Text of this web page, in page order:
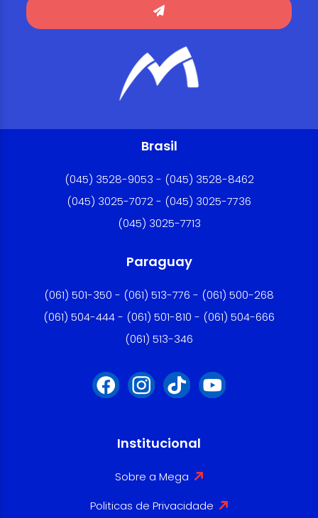
Brasil
(045) 3528-9053 - (045) 3528-8462
(045) 3025-7072 - (045) 3025-7736
(045) 3025-7713
Paraguay
(061) 501-350 - (061) 513-776 - (061) 500-268
(061) 504-444 - (061) 501-810 - (061) 504-666
(061) 513-346
Institucional
Sobre a Mega
Politicas de Privacidade